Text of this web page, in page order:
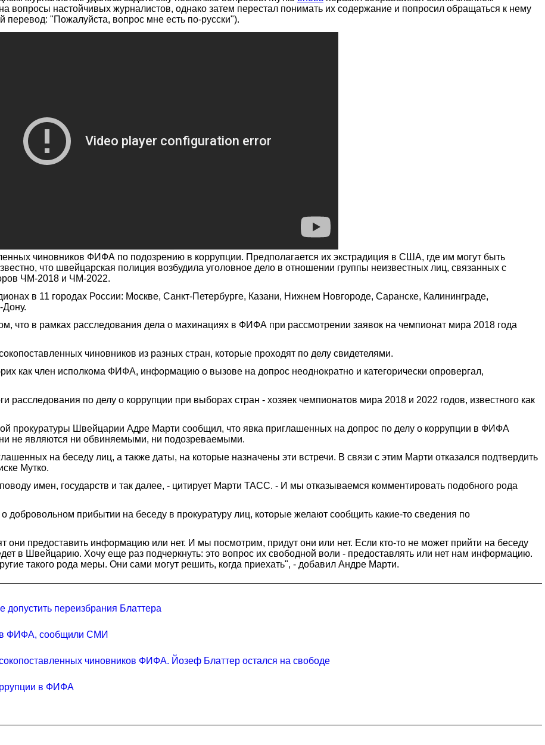
вопросы настойчивых журналистов, однако затем перестал понимать их содержание и попросил обращаться к нему
"Пожалуйста, вопрос мне есть по-русски").
чиновников ФИФА по подозрению в коррупции. Предполагается их экстрадиция в США, где им могут быть
что швейцарская полиция возбудила уголовное дело в отношении группы неизвестных лиц, связанных с
ЧМ-2018 и ЧМ-2022.
в 11 городах России: Москве, Санкт-Петербурге, Казани, Нижнем Новгороде, Саранске, Калининграде,
Дону.
что в рамках расследования дела о махинациях в ФИФА при рассмотрении заявок на чемпионат мира 2018 года
чиновников из разных стран, которые проходят по делу свидетелями.
как член исполкома ФИФА, информацию о вызове на допрос неоднократно и категорически опровергал,
расследования по делу о коррупции при выборах стран - хозяек чемпионатов мира 2018 и 2022 годов, известного как
прокуратуры Швейцарии Адре Марти сообщил, что явка приглашенных на допрос по делу о коррупции в ФИФА
не являются ни обвиняемыми, ни подозреваемыми.
на беседу лиц, а также даты, на которые назначены эти встречи. В связи с этим Марти отказался подтвердить
Мутко.
имен, государств и так далее, - цитирует Марти ТАСС. - И мы отказываемся комментировать подобного рода
добровольном прибытии на беседу в прокуратуру лиц, которые желают сообщить какие-то сведения по
они предоставить информацию или нет. И мы посмотрим, придут они или нет. Если кто-то не может прийти на беседу
в Швейцарию. Хочу еще раз подчеркнуть: это вопрос их свободной воли - предоставлять или нет нам информацию.
такого рода меры. Они сами могут решить, когда приехать", - добавил Андре Марти.
переизбрания Блаттера
в ФИФА, сообщили СМИ
чиновников ФИФА. Йозеф Блаттер остался на свободе
в ФИФА